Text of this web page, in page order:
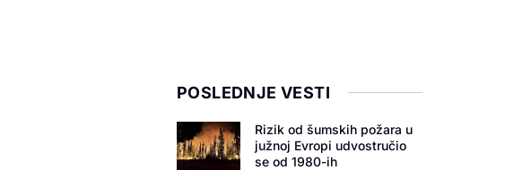
POSLEDNJE VESTI
Rizik od šumskih požara u
južnoj Evropi udvostručio
se od 1980-ih